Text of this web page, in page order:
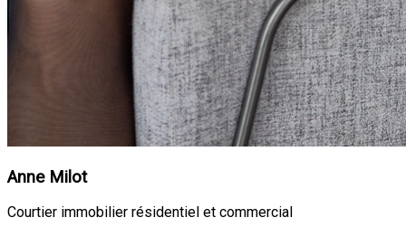
Anne Milot
Courtier immobilier résidentiel et commercial